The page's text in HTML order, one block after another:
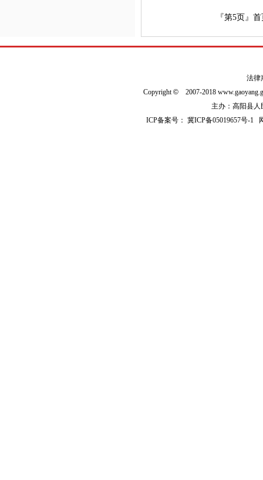
『第5页』首
法律
Copyright© 2007-2018
主办：高阳县人
ICP备案号：冀ICP备05019657号-1